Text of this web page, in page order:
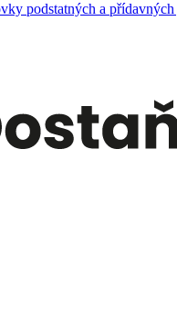
podstatných a přídavných